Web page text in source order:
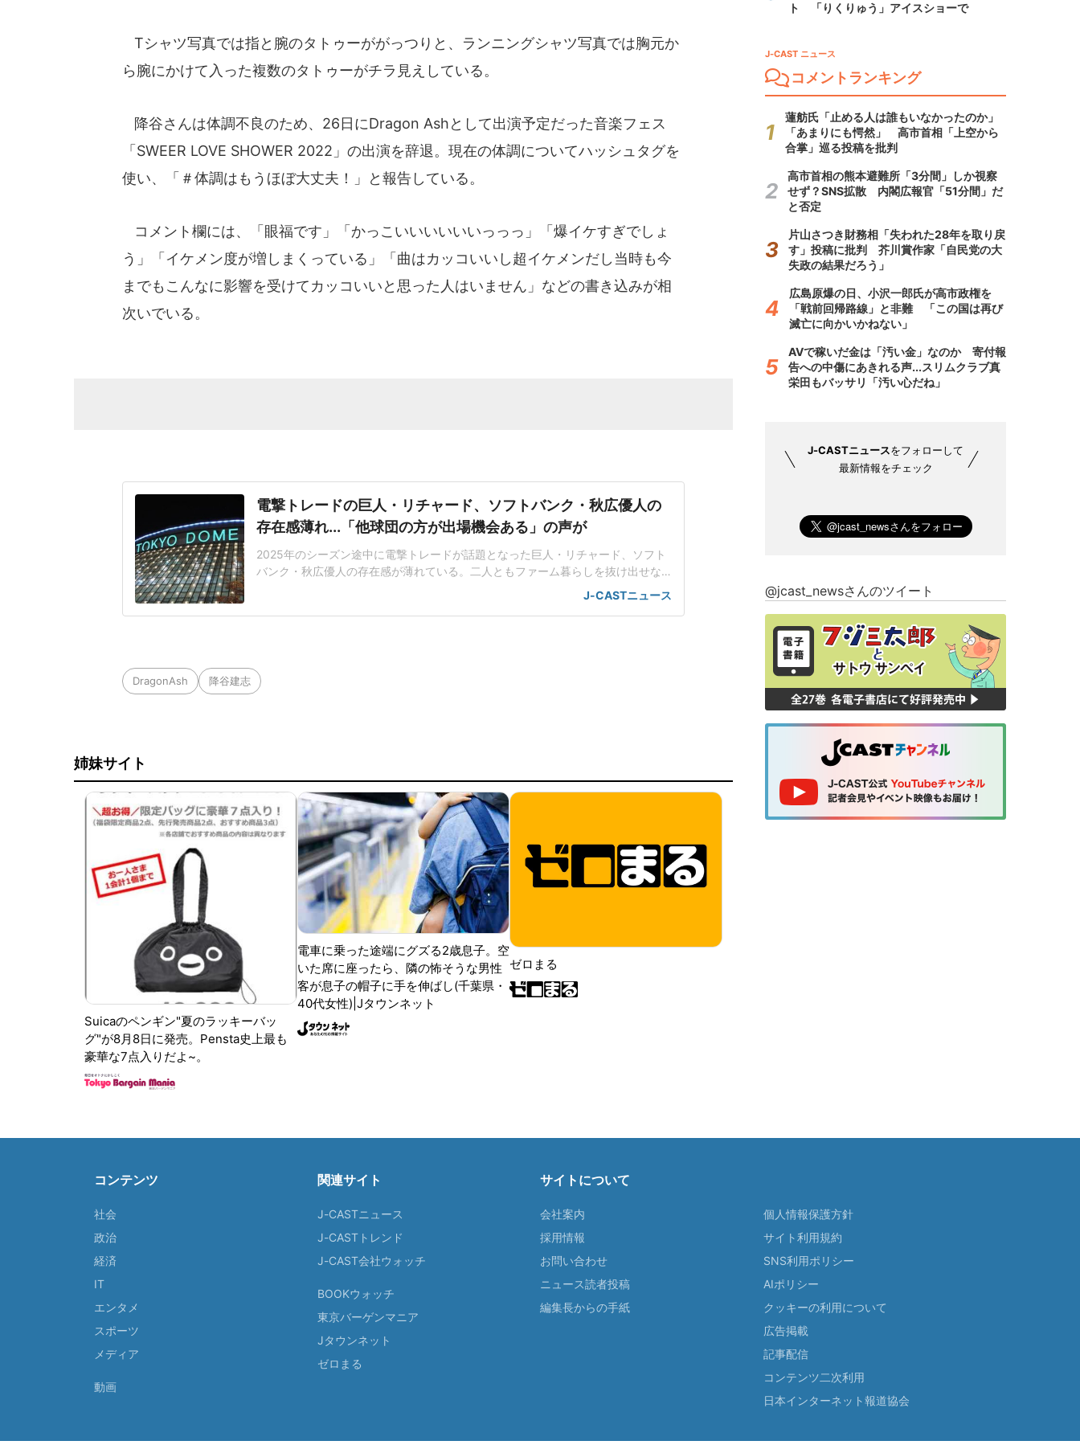
Tシャツ写真では指と腕のタトゥーががっつりと、ランニングシャツ写真では胸元か
ら腕にかけて入った複数のタトゥーがチラ見えしている。
降谷さんは体調不良のため、26日にDragon Ashとして出演予定だった音楽フェス
「SWEER LOVE SHOWER 2022」の出演を辞退。現在の体調についてハッシュタグを
使い、「＃体調はもうほぼ大丈夫！」と報告している。
コメント欄には、「眼福です」「かっこいいいいいいっっっ」「爆イケすぎでしょ
う」「イケメン度が増しまくっている」「曲はカッコいいし超イケメンだし当時も今
までもこんなに影響を受けてカッコいいと思った人はいません」などの書き込みが相
次いでいる。
電撃トレードの巨人・リチャード、ソフトバンク・秋広優人の
存在感薄れ...「他球団の方が出場機会ある」の声が
2025年のシーズン途中に電撃トレードが話題となった巨人・リチャード、ソフト
バンク・秋広優人の存在感が薄れている。二人ともファーム暮らしを抜け出せな
いリチャードはソフトバンク在籍時にウエスタン・リーグで5年連続本塁打王に輝
いた長打力を評価され、秋広優人、大江竜聖と2対1のトレードで25年5月に巨人に
J-CASTニュース
DragonAsh 降谷建志
姉妹サイト
Suicaのペンギン"夏のラッキーバッ
グ"が8月8日に発売。Pensta史上最も
豪華な7点入りだよ~。
電車に乗った途端にグズる2歳息子。空
いた席に座ったら、隣の怖そうな男性
客が息子の帽子に手を伸ばし(千葉県・
40代女性)|Jタウンネット
ゼロまる
ト 「りくりゅう」アイスショーで
J-CAST ニュース
コメントランキング
蓮舫氏「止める人は誰もいなかったのか」
「あまりにも愕然」 高市首相「上空から
合掌」巡る投稿を批判
高市首相の熊本避難所「3分間」しか視察
せず？SNS拡散 内閣広報官「51分間」だ
と否定
片山さつき財務相「失われた28年を取り戻
す」投稿に批判 芥川賞作家「自民党の大
失政の結果だろう」
広島原爆の日、小沢一郎氏が高市政権を
「戦前回帰路線」と非難 「この国は再び
滅亡に向かいかねない」
AVで稼いだ金は「汚い金」なのか 寄付報
告への中傷にあきれる声...スリムクラブ真
栄田もバッサリ「汚い心だね」
J-CASTニュースをフォローして
最新情報をチェック
@jcast_newsさんのツイート
コンテンツ
社会
政治
経済
IT
エンタメ
スポーツ
メディア
動画
関連サイト
J-CASTニュース
J-CASTトレンド
J-CAST会社ウォッチ
BOOKウォッチ
東京バーゲンマニア
Jタウンネット
ゼロまる
サイトについて
会社案内
採用情報
お問い合わせ
ニュース読者投稿
編集長からの手紙
個人情報保護方針
サイト利用規約
SNS利用ポリシー
AIポリシー
クッキーの利用について
広告掲載
記事配信
コンテンツ二次利用
日本インターネット報道協会